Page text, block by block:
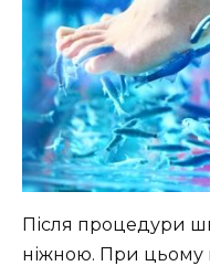
Після процедури
ніжною. При цьому